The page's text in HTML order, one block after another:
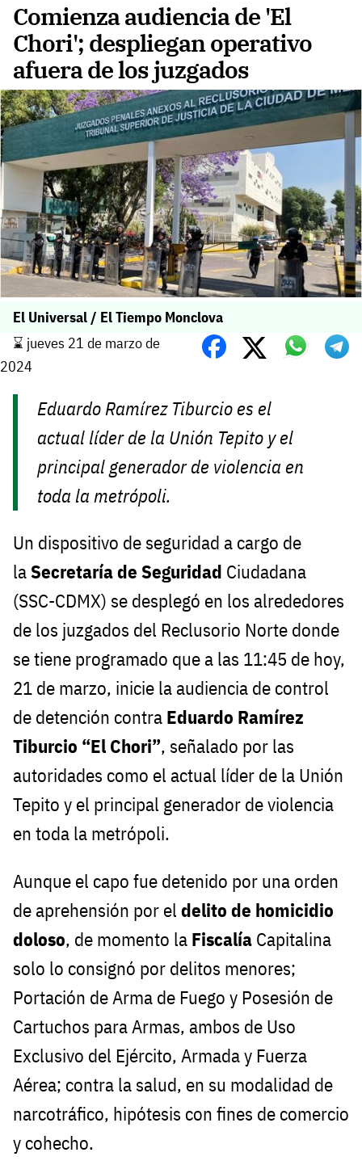
Comienza audiencia de 'El
Chori'; despliegan operativo
afuera de los juzgados
El Universal / El Tiempo Monclova
⌛️ jueves 21 de marzo de
2024
Eduardo Ramírez Tiburcio es el
actual líder de la Unión Tepito y el
principal generador de violencia en
toda la metrópoli.
Un dispositivo de seguridad a cargo de
laSecretaría de Seguridad Ciudadana
(SSC-CDMX) se desplegó en los alrededores
de los juzgados del Reclusorio Norte donde
se tiene programado que a las 11:45 de hoy,
21 de marzo, inicie la audiencia de control
de detención contra Eduardo Ramírez
Tiburcio “El Chori”, señalado por las
autoridades como el actual líder de la Unión
Tepito y el principal generador de violencia
en toda la metrópoli.
Aunque el capo fue detenido por una orden
de aprehensión por el delito de homicidio
doloso, de momento la Fiscalía Capitalina
solo lo consignó por delitos menores;
Portación de Arma de Fuego y Posesión de
Cartuchos para Armas, ambos de Uso
Exclusivo del Ejército, Armada y Fuerza
Aérea; contra la salud, en su modalidad de
narcotráfico, hipótesis con fines de comercio
y cohecho.